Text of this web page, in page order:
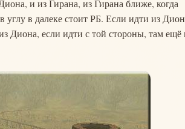
и из Гирана, из Гирана ближе, когда
углу в далеке стоит РБ. Если идти из
Диона, если идти с той стороны, там ещё